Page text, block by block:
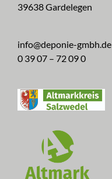
39638 Gardelegen
info@deponie-gmbh.de
0 39 07 – 72 09 0